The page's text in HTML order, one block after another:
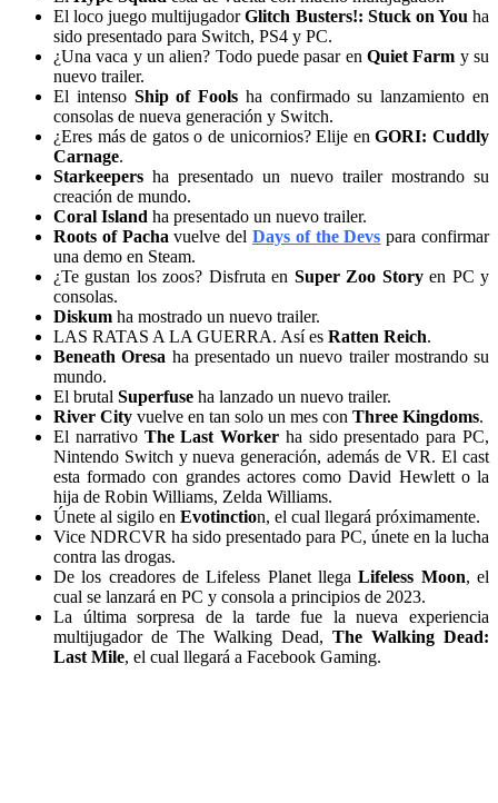
El loco juego multijugadorGlitch Busters!: Stuck on You ha
sido presentado para Switch, PS4 y PC.
¿Una vaca y un alien? Todo puede pasar en Quiet Farm y su
nuevo trailer.
El intenso Ship of Fools ha confirmado su lanzamiento en
consolas de nueva generación y Switch.
¿Eres más de gatos o de unicornios? Elije enGORI: Cuddly
Carnage.
Starkeepers ha presentado un nuevo trailer mostrando su
creación de mundo.
Coral Island ha presentado un nuevo trailer.
Roots of Pacha vuelve delDays of the Devs para confirmar
una demo en Steam.
¿Te gustan los zoos? Disfruta en Super Zoo Storyen PC y
consolas.
Diskum ha mostrado un nuevo trailer.
LAS RATAS A LA GUERRA. Así es Ratten Reich.
Beneath Oresa ha presentado un nuevo trailer mostrando su
mundo.
El brutal Superfuse ha lanzado un nuevo trailer.
River City vuelve en tan solo un mes con Three Kingdoms.
El narrativo The Last Worker ha sido presentado para PC,
Nintendo Switch y nueva generación, además de VR. El cast
esta formado con grandes actores como David Hewlett o la
hija de Robin Williams, Zelda Williams.
Únete al sigilo en Evotinction, el cual llegará próximamente.
Vice NDRCVR ha sido presentado para PC, únete en la lucha
contra las drogas.
De los creadores de Lifeless Planet llegaLifeless Moon, el
cual se lanzará en PC y consola a principios de 2023.
La última sorpresa de la tarde fue la nueva experiencia
multijugador de The Walking Dead, The Walking Dead:
Last Mile, el cual llegará a Facebook Gaming.